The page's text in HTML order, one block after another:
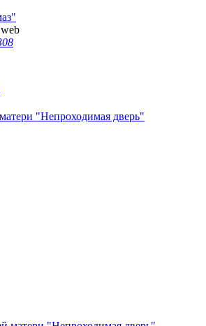
"Непроходимая дверь"